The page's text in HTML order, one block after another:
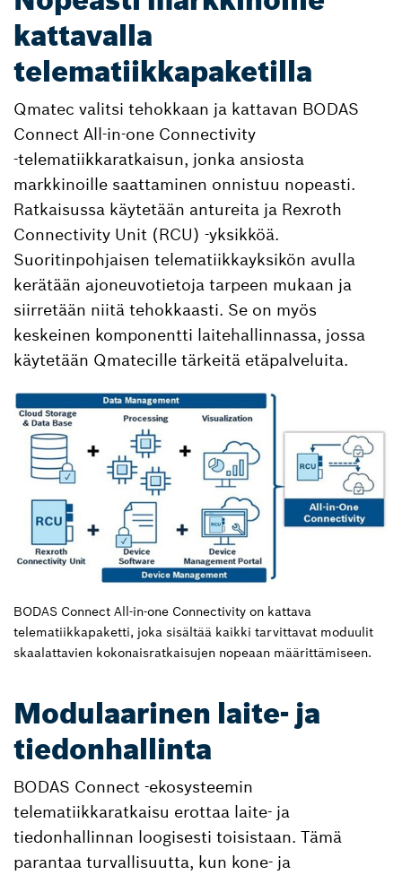
kattavalla
telematiikkapaketilla
Qmatec valitsi tehokkaan ja kattavan BODAS
Connect All-in-one Connectivity
‑telematiikkaratkaisun, jonka ansiosta
markkinoille saattaminen onnistuu nopeasti.
Ratkaisussa käytetään antureita ja Rexroth
Connectivity Unit (RCU) ‑yksikköä.
Suoritinpohjaisen telematiikkayksikön avulla
kerätään ajoneuvotietoja tarpeen mukaan ja
siirretään niitä tehokkaasti. Se on myös
keskeinen komponentti laitehallinnassa, jossa
käytetään Qmatecille tärkeitä etäpalveluita.
BODAS Connect All-in-one Connectivity on kattava
telematiikkapaketti, joka sisältää kaikki tarvittavat moduulit
skaalattavien kokonaisratkaisujen nopeaan määrittämiseen.
Modulaarinen laite- ja
tiedonhallinta
BODAS Connect ‑ekosysteemin
telematiikkaratkaisu erottaa laite- ja
tiedonhallinnan loogisesti toisistaan. Tämä
parantaa turvallisuutta, kun kone- ja